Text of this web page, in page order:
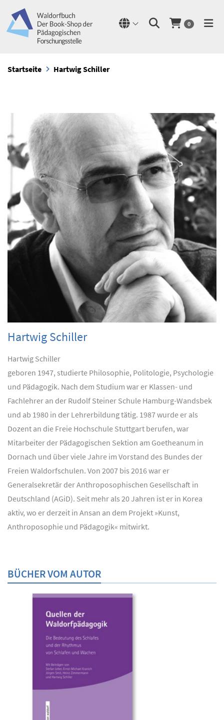
0
Startseite Hartwig Schiller
Hartwig Schiller
Hartwig Schiller
geboren 1947, studierte Philosophie, Politologie, Psychologie
und Pädagogik. Nach dem Studium war er Klassen- und
Fachlehrer an der Rudolf Steiner Schule Hamburg-Wandsbek
und ab 1980 in der Lehrerbildung tätig. 1987 wurde er als
Dozent an die Freie Hochschule Stuttgart berufen, war
Mitarbeiter der Pädagogischen Sektion am Goetheanum in
Dornach und über viele Jahre im Vorstand des Bundes der
Freien Waldorfschulen. Von 2007 bis 2016 war er
Generalsekretär der Anthroposophischen Gesellschaft in
Deutschland (AGiD). Seit mehr als 20 Jahren ist er in Korea
aktiv, wo er derzeit in Ansan an dem Projekt »Kunst,
Anthroposophie und Pädagogik« mitwirkt.
BÜCHER VOM AUTOR